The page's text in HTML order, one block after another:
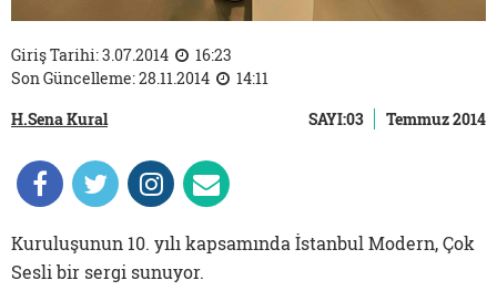
Giriş Tarihi: 3.07.2014
16:23
Son Güncelleme: 28.11.2014
14:11
H.Sena Kural
SAYI:03 Temmuz 2014
Kuruluşunun 10. yılı kapsamında İstanbul Modern, Çok
Sesli bir sergi sunuyor.